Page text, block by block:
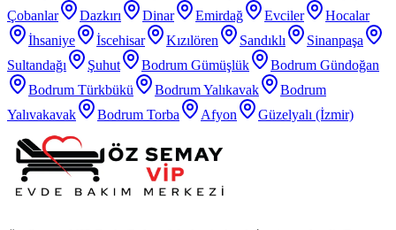
Çobanlar
Dazkırı Dinar Emirdağ Evciler
Hocalar
İhsaniye
İscehisar Kızılören Sandıklı
Sinanpaşa
Sultandağı
Şuhut Bodrum Gümüşlük
Bodrum Gündoğan
Bodrum Türkbükü
Bodrum Yalıkavak
Bodrum
Yalıvakavak
Bodrum Torba Afyon Güzelyalı (İzmir)